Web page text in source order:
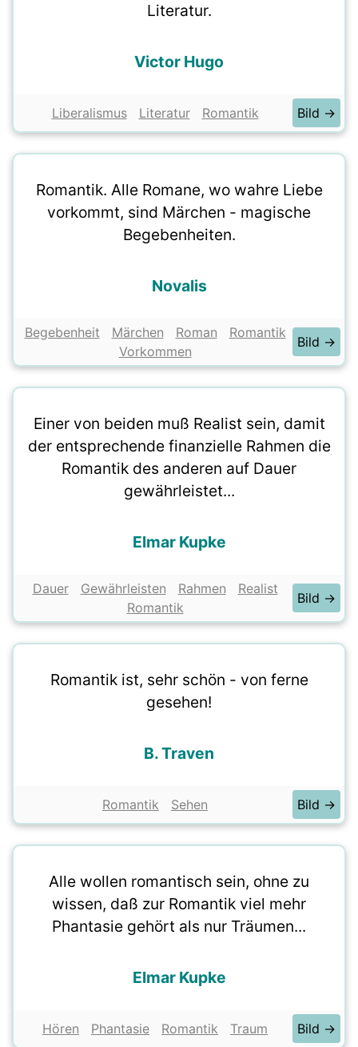
Literatur.
Victor Hugo
Liberalismus Literatur Romantik Bild →
Romantik. Alle Romane, wo wahre Liebe
vorkommt, sind Märchen - magische
Begebenheiten.
Novalis
Begebenheit Märchen Roman
Romantik
Vorkommen
Bild →
Einer von beiden muß Realist sein, damit
der entsprechende finanzielle Rahmen die
Romantik des anderen auf Dauer
gewährleistet...
Elmar Kupke
Dauer Gewährleisten Rahmen
Realist
Romantik
Bild →
Romantik ist, sehr schön - von ferne
gesehen!
B. Traven
Romantik Sehen Bild →
Alle wollen romantisch sein, ohne zu
wissen, daß zur Romantik viel mehr
Phantasie gehört als nur Träumen...
Elmar Kupke
Hören Phantasie Romantik Traum Bild →